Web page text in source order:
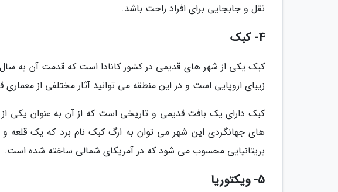
نقل و جابجایی برای افراد راحت باشد.
4- کبک
زیبای اروپایی است و در این منطقه می توانید آثار مختلفی از
کبک دارای یک بافت قدیمی و تاریخی است که از آن به عنوان یکی
های جهانگردی این شهر می توان به ارگ کبک نام برد که یک قلعه و
بریتانیایی محسوب می شود که در آمریکای شمالی ساخته شده است.
5- ویکتوریا